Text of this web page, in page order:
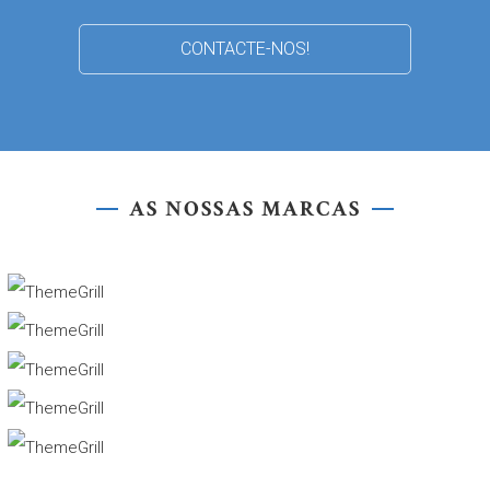
CONTACTE-NOS!
AS NOSSAS MARCAS